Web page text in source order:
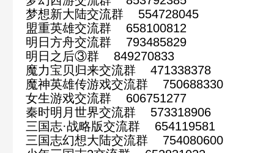
梦想新大陆交流群 554728045
盟重英雄交流群 658100812
明日方舟交流群 793485829
明日之后③群 849270833
魔力宝贝归来交流群 471338378
魔神英雄传游戏交流群 750688330
女生游戏交流群 606751277
秦时明月世界交流群 573318906
三国志·战略版交流群 654119581
三国志幻想大陆交流群 754080600